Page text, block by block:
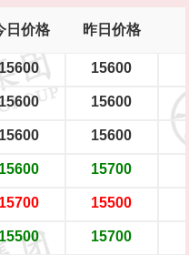
日价格 昨日价格
15600 15600
15600
15600 15600
15600 15700
15700 15500
15500 15700